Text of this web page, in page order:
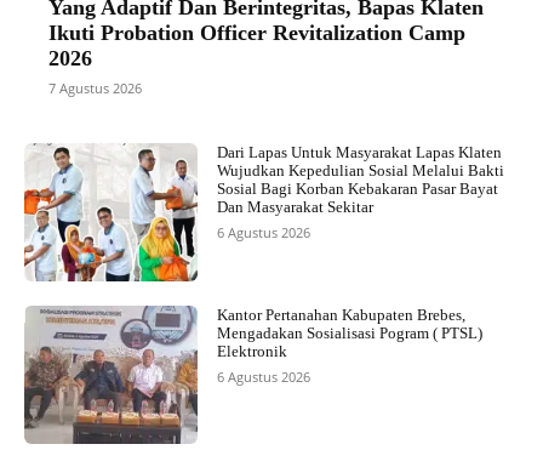
Yang Adaptif Dan Berintegritas, Bapas Klaten
Ikuti Probation Officer Revitalization Camp
2026
7 Agustus 2026
Dari Lapas Untuk Masyarakat Lapas Klaten
Wujudkan Kepedulian Sosial Melalui Bakti
Sosial Bagi Korban Kebakaran Pasar Bayat
Dan Masyarakat Sekitar
6 Agustus 2026
Kantor Pertanahan Kabupaten Brebes,
Mengadakan Sosialisasi Pogram ( PTSL)
Elektronik
6 Agustus 2026